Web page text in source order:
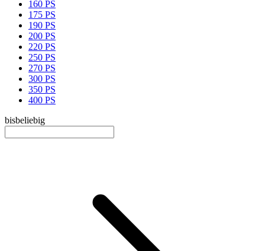
160 PS
175 PS
190 PS
200 PS
220 PS
250 PS
270 PS
300 PS
350 PS
400 PS
bisbeliebig